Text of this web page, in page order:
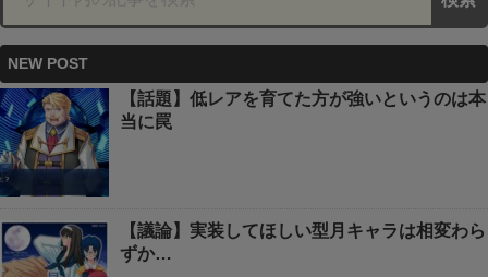
NEW POST
【話題】低レアを育てた方が強いというのは本
当に罠
【議論】実装してほしい型月キャラは相変わら
ずか…